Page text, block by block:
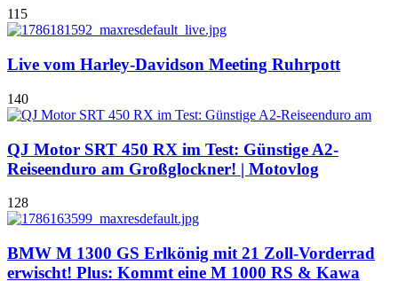
115
Live vom Harley-Davidson Meeting Ruhrpott
140
QJ Motor SRT 450 RX im Test: Günstige A2-
Reiseenduro am Großglockner! | Motovlog
128
BMW M 1300 GS Erlkönig mit 21 Zoll-Vorderrad
erwischt! Plus: Kommt eine M 1000 RS & Kawa